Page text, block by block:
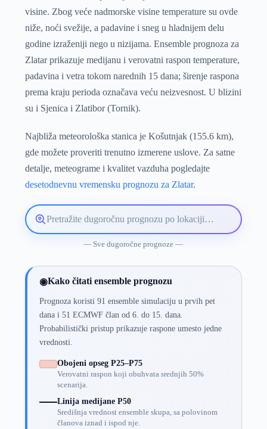
visine. Zbog veće nadmorske visine temperature su ovde
niže, noći svežije, a padavine i sneg u hladnijem delu
godine izraženiji nego u nizijama. Ensemble prognoza za
Zlatar prikazuje medijanu i verovatni raspon temperature,
padavina i vetra tokom narednih 15 dana; širenje raspona
prema kraju perioda označava veću neizvesnost. U blizini
su i Sjenica i Zlatibor (Tornik).
Najbliža meteorološka stanica je Košutnjak (155.6 km),
gde možete proveriti trenutno izmerene uslove. Za satne
detalje, meteograme i kvalitet vazduha pogledajte
desetodnevnu vremensku prognozu za Zlatar.
Pretražite
lokaciju
— Sve dugoročne prognoze —
◉Kako čitati ensemble prognozu
Prognoza koristi 91 ensemble simulaciju u prvih pet
dana i 51 ECMWF član od 6. do 15. dana.
Probabilistički pristup prikazuje raspone umesto jedne
vrednosti.
Obojeni opseg P25–P75
Verovatni raspon koji obuhvata srednjih 50%
scenarija.
Linija medijane P50
Središnja vrednost ensemble skupa, sa polovinom
članova iznad i ispod nje.